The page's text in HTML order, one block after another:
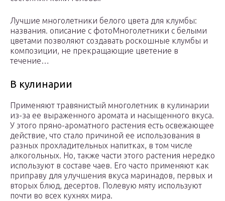
Лучшие многолетники белого цвета для клумбы:
названия. описание с фотоМноголетники с белыми
цветами позволяют создавать роскошные клумбы и
композиции, не прекращающие цветение в
течение…
В кулинарии
Применяют травянистый многолетник в кулинарии
из-за ее выраженного аромата и насыщенного вкуса.
У этого пряно-ароматного растения есть освежающее
действие, что стало причиной ее использования в
разных прохладительных напитках, в том числе
алкогольных. Но, также части этого растения нередко
используют в составе чаев. Его часто применяют как
приправу для улучшения вкуса маринадов, первых и
вторых блюд, десертов. Полевую мяту используют
почти во всех кухнях мира.